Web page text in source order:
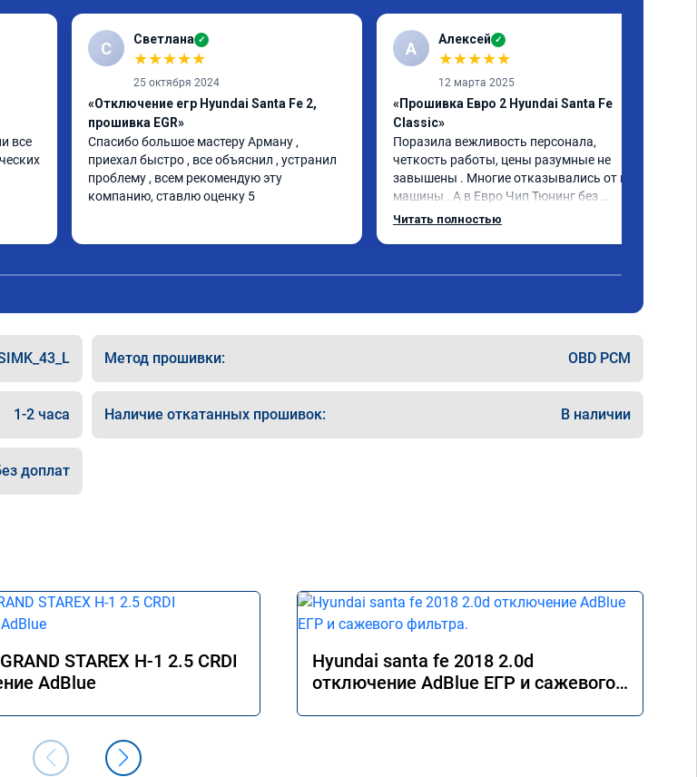
все
С Светлана ✓
★★★★★
25 октября 2024
«Отключение егр Hyundai Santa Fe 2,
прошивка EGR»
Спасибо большое мастеру Арману ,
приехал быстро , все объяснил , устранил
проблему , всем рекомендую эту
компанию, ставлю оценку 5
А Алексей ✓
★★★★★
12 марта 2025
«Прошивка Евро 2 Hyundai Santa Fe
Classic»
Поразила вежливость персонала,
четкость работы, цены разумные не
завышены . Многие отказывались от моей
машины . А в Евро Чип Тюнинг без
проблем прошили мою машину.
Читать полностью
Метод прошивки: OBD PCM
1-2 часа Наличие откатанных прошивок: В наличии
доплат
STAREX H-1 2.5 CRDI
AdBlue
Hyundai santa fe 2018 2.0d
отключение AdBlue ЕГР и сажевого